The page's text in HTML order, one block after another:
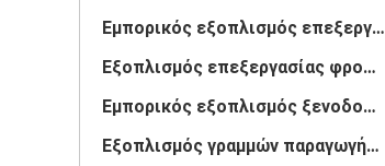
Εμπορικός εξοπλισμός επεξεργασίας κρέατος
Εξοπλισμός επεξεργασίας φρούτων και λαχανικών
Εμπορικός εξοπλισμός ξενοδοχείων
Εξοπλισμός γραμμών παραγωγής προϊόντων